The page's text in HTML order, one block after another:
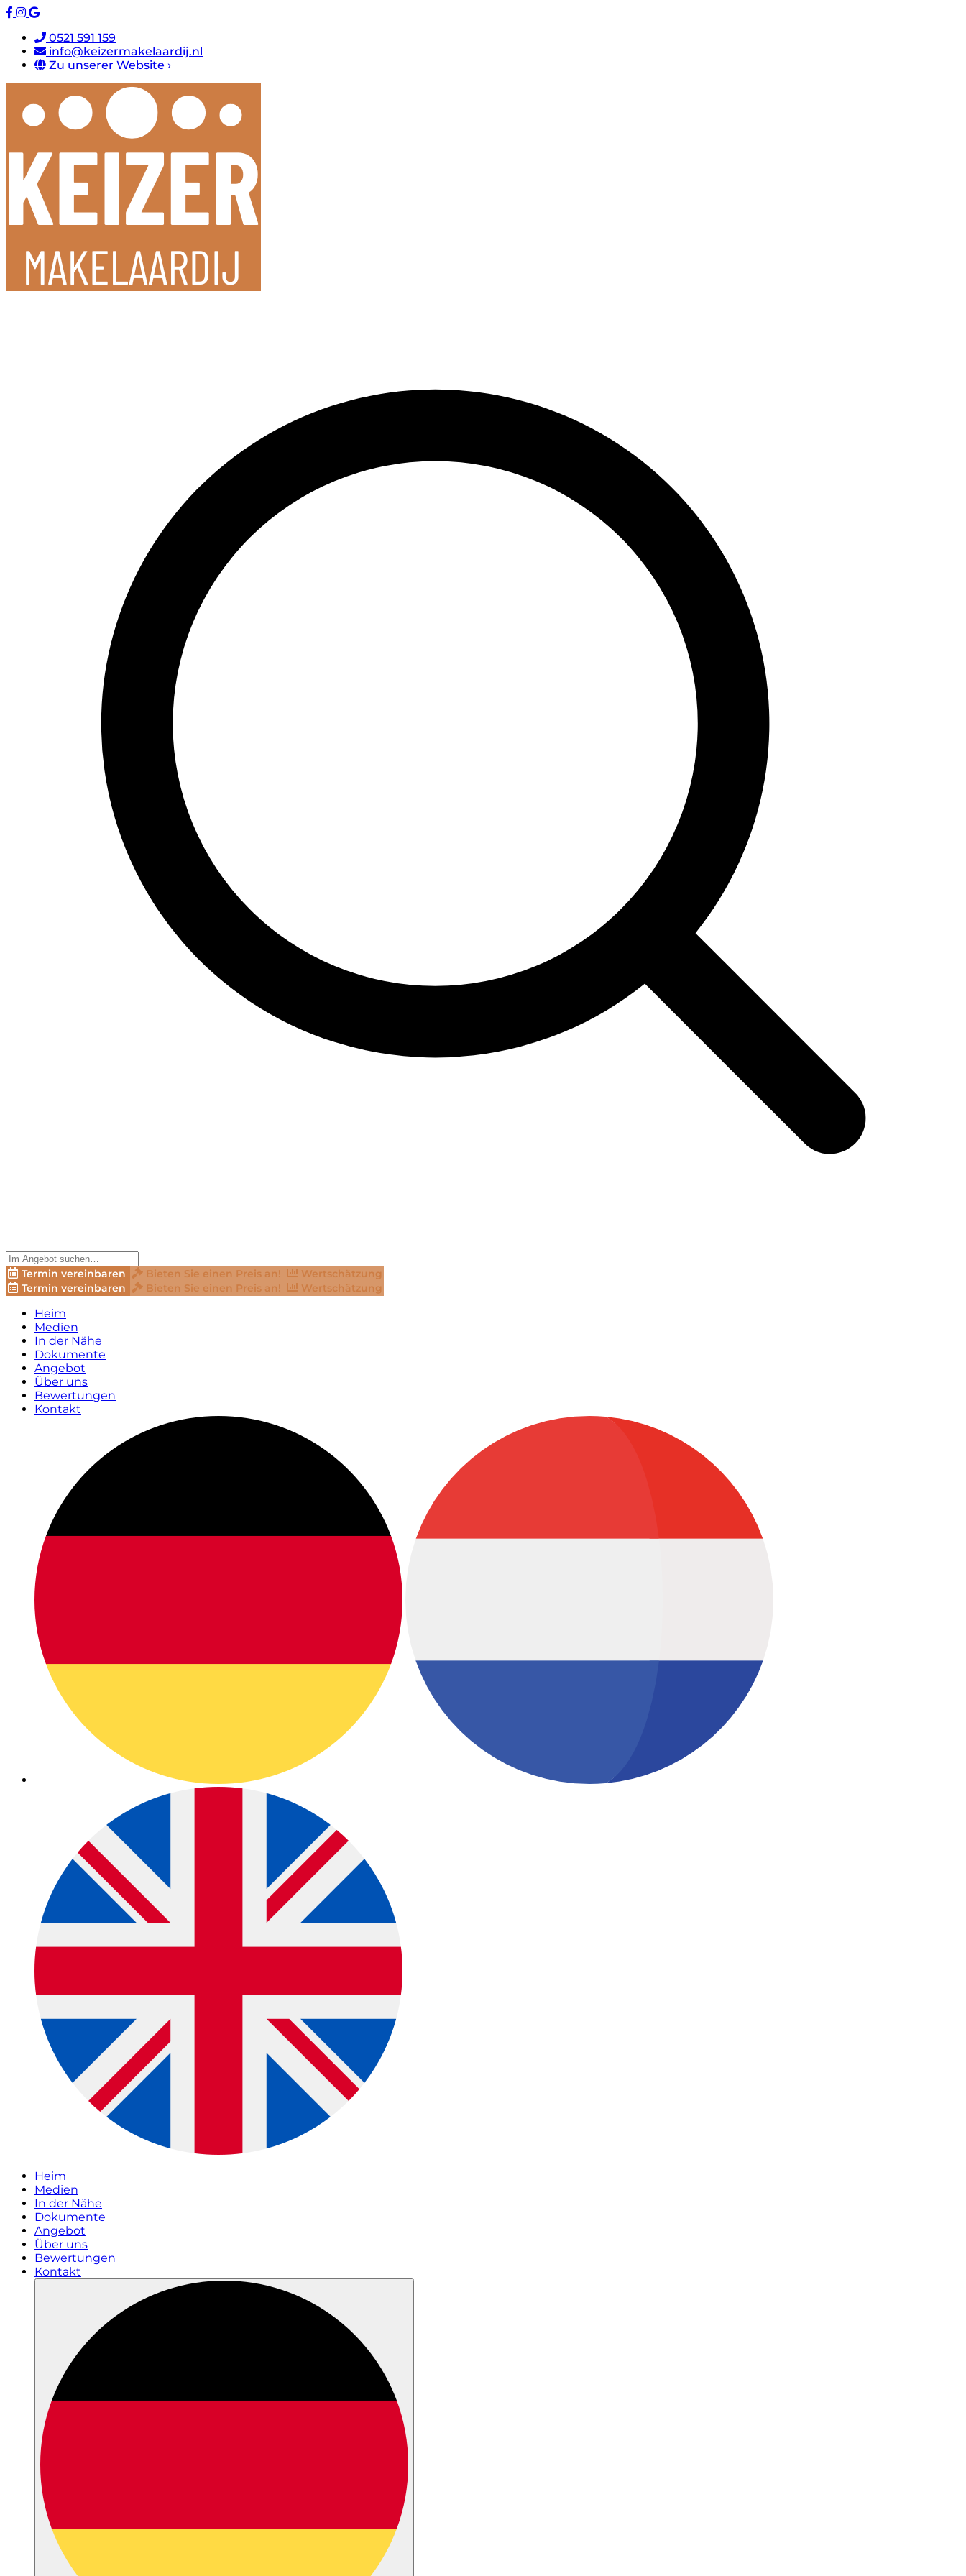
0521 591 159
info@keizermakelaardij.nl
Zu unserer Website ›
Termin vereinbaren Bieten Sie einen Preis an!
Wertschätzung
Termin vereinbaren
Bieten Sie einen Preis an! Wertschätzung
Heim
Medien
In der Nähe
Dokumente
Angebot
Über uns
Bewertungen
Kontakt
Heim
Medien
In der Nähe
Dokumente
Angebot
Über uns
Bewertungen
Kontakt